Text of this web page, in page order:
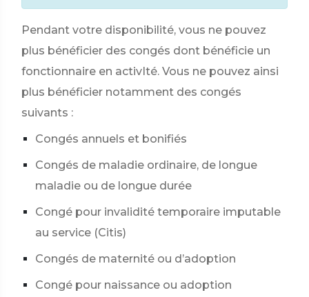
Pendant votre disponibilité, vous ne pouvez
plus bénéficier des congés dont bénéficie un
fonctionnaire en activIté. Vous ne pouvez ainsi
plus bénéficier notamment des congés
suivants :
Congés annuels et bonifiés
Congés de maladie ordinaire, de longue
maladie ou de longue durée
Congé pour invalidité temporaire imputable
au service (Citis)
Congés de maternité ou d’adoption
Congé pour naissance ou adoption